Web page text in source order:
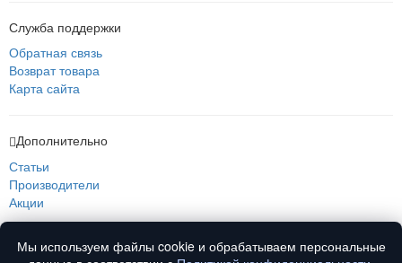
Служба поддержки
Обратная связь
Возврат товара
Карта сайта
Дополнительно
Статьи
Производители
Акции
О нас
Мы используем файлы cookie и обрабатываем персональные